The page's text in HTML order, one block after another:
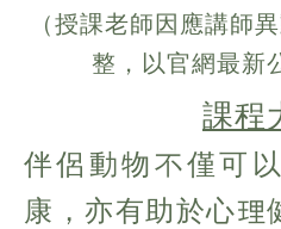
（授課老師因應講師
整，以官網最新
課程
伴侶動物不僅可
康，亦有助於心理